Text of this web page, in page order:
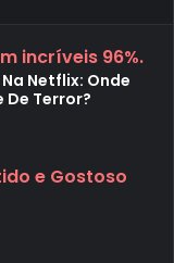
incríveis 96%.
Netflix: Onde
De Terror?
e Gostoso